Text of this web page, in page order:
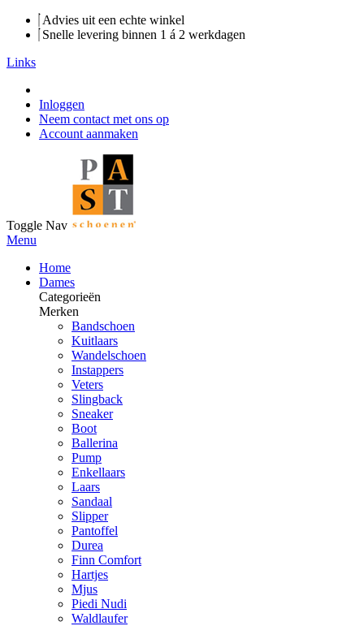
Advies uit een echte winkel
Snelle levering binnen 1 á 2 werkdagen
Links
Inloggen
Neem contact met ons op
Account aanmaken
Toggle Nav
Menu
Home
Dames
Categorieën
Merken
Bandschoen
Kuitlaars
Wandelschoen
Instappers
Veters
Slingback
Sneaker
Boot
Ballerina
Pump
Enkellaars
Laars
Sandaal
Slipper
Pantoffel
Durea
Finn Comfort
Hartjes
Mjus
Piedi Nudi
Waldlaufer